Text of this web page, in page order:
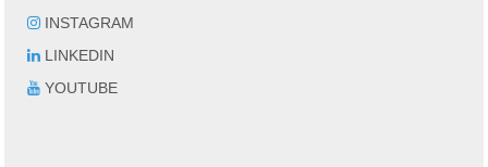
INSTAGRAM
LINKEDIN
YOUTUBE